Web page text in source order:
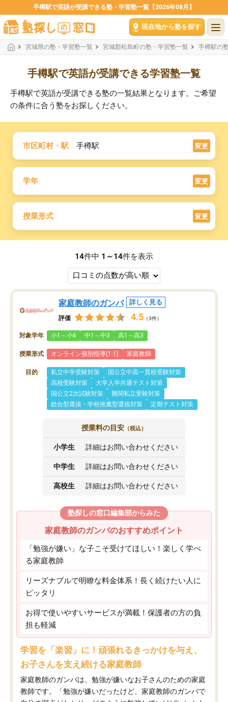
手樽駅で英語が受講できる塾・学習塾一覧【2026年08月】
現在地から塾を探す
宮城県の塾・学習塾一覧 宮城郡松島町の塾・学習塾一覧 手樽駅の
手樽駅で英語が受講できる学習塾一覧
手樽駅で英語が受講できる塾の一覧結果となります。ご希望
の条件に合う塾をお探しください。
市区町村・駅 手樽駅 変更
学年 変更
授業形式 変更
14件中 1～14件を表示
家庭教師のガンバ 詳しく見る
評価 4.5 （3件）
対象学年 小1～小6 中1～中3 高1～高3
授業形式 オンライン個別指導(1:1) 家庭教師
目的 私立中学受験対策
国公立中高一貫校受験対策
高校受験対策
大学入学共通テスト対策
国公立2次試験対策
難関私立受験対策
総合型選抜・学校推薦型選抜対策
定期テスト対策
授業料の目安 （税込）
小学生 詳細はお問い合わせください
中学生 詳細はお問い合わせください
高校生 詳細はお問い合わせください
塾探しの窓口編集部からみた
家庭教師のガンバのおすすめポイント
「勉強が嫌い」な子こそ受けてほしい！楽しく学べ
る家庭教師
リーズナブルで明瞭な料金体系！長く続けたい人に
ピッタリ
お得で使いやすいサービスが満載！保護者の方の負
担も軽減
学習を「楽習」に！頑張れるきっかけを与え、
お子さんを支え続ける家庭教師
家庭教師のガンバは、勉強が嫌いなお子さんのための家庭
教師です。「勉強が嫌いだったけど、家庭教師のガンバで